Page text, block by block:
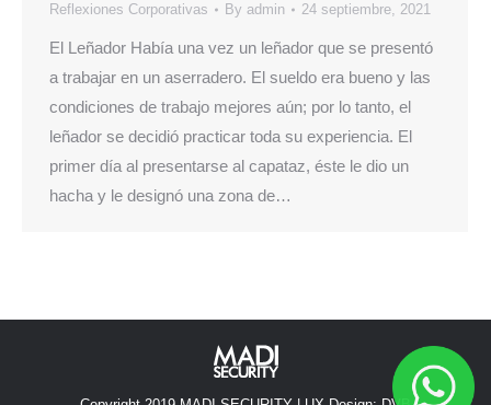
Reflexiones Corporativas By admin 24 septiembre, 2021
El Leñador Había una vez un leñador que se presentó
a trabajar en un aserradero. El sueldo era bueno y las
condiciones de trabajo mejores aún; por lo tanto, el
leñador se decidió practicar toda su experiencia. El
primer día al presentarse al capataz, éste le dio un
hacha y le designó una zona de…